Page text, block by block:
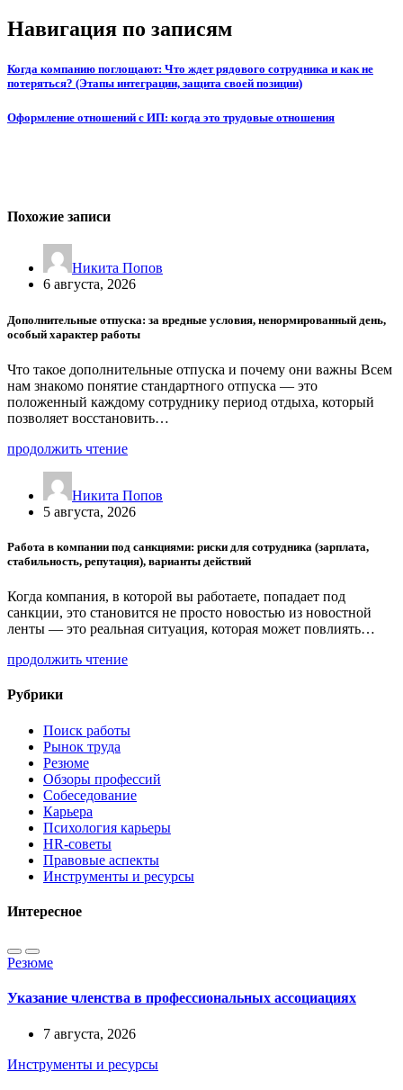
Навигация по записям
Когда компанию поглощают: Что ждет рядового сотрудника и как не
потеряться? (Этапы интеграции, защита своей позиции)
Оформление отношений с ИП: когда это трудовые отношения
Похожие записи
Никита Попов
6 августа, 2026
Дополнительные отпуска: за вредные условия, ненормированный день,
особый характер работы
Что такое дополнительные отпуска и почему они важны Всем
нам знакомо понятие стандартного отпуска — это
положенный каждому сотруднику период отдыха, который
позволяет восстановить…
продолжить чтение
Никита Попов
5 августа, 2026
Работа в компании под санкциями: риски для сотрудника (зарплата,
стабильность, репутация), варианты действий
Когда компания, в которой вы работаете, попадает под
санкции, это становится не просто новостью из новостной
ленты — это реальная ситуация, которая может повлиять…
продолжить чтение
Рубрики
Поиск работы
Рынок труда
Резюме
Обзоры профессий
Собеседование
Карьера
Психология карьеры
HR-советы
Правовые аспекты
Инструменты и ресурсы
Интересное
Резюме
Указание членства в профессиональных ассоциациях
7 августа, 2026
Инструменты и ресурсы